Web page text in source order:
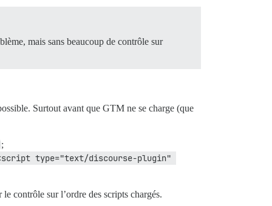
mais sans beaucoup de contrôle sur
Surtout avant que GTM ne se charge (que
;
type="text/discourse-plugin"
contrôle sur l’ordre des scripts chargés.